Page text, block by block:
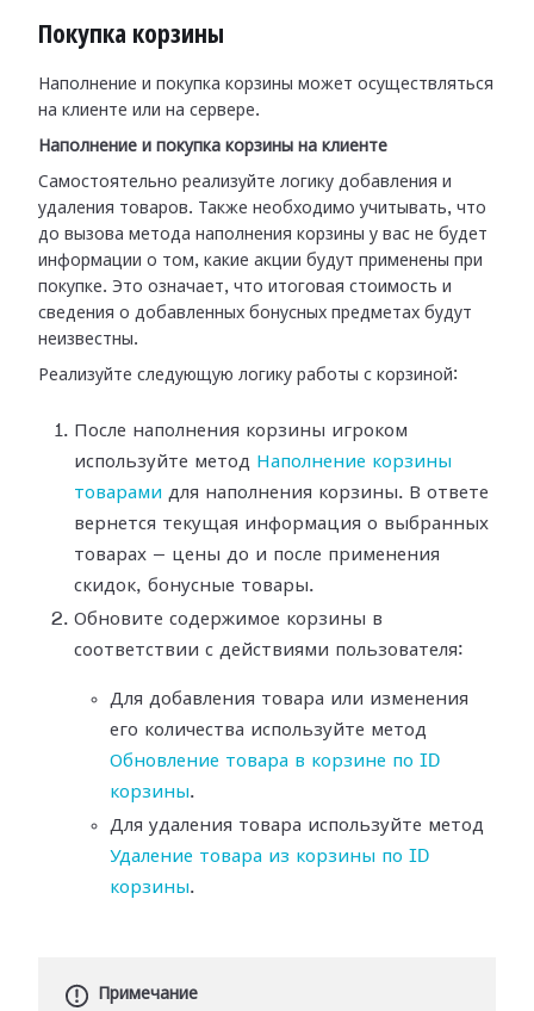
Покупка корзины
Наполнение и покупка корзины может осуществляться
на клиенте или на сервере.
Наполнение и покупка корзины на клиенте
Самостоятельно реализуйте логику добавления и
удаления товаров. Также необходимо учитывать, что
до вызова метода наполнения корзины у вас не будет
информации о том, какие акции будут применены при
покупке. Это означает, что итоговая стоимость и
сведения о добавленных бонусных предметах будут
неизвестны.
Реализуйте следующую логику работы с корзиной:
После наполнения корзины игроком
используйте метод Наполнение корзины
товарами для наполнения корзины. В ответе
вернется текущая информация о выбранных
товарах — цены до и после применения
скидок, бонусные товары.
Обновите содержимое корзины в
соответствии с действиями пользователя:
Для добавления товара или изменения
его количества используйте метод
Обновление товара в корзине по ID
корзины.
Для удаления товара используйте метод
Удаление товара из корзины по ID
корзины.
Примечание